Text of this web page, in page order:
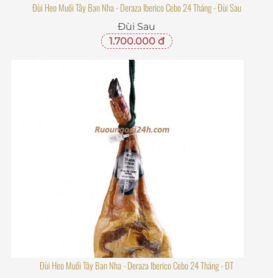
Đùi Heo Muối Tây Ban Nha - Deraza Iberico Cebo 24 Tháng - Đùi Sau
Đùi Sau
1.700.000 đ
Đùi Heo Muối Tây Ban Nha - Deraza Iberico Cebo 24 Tháng - ĐT